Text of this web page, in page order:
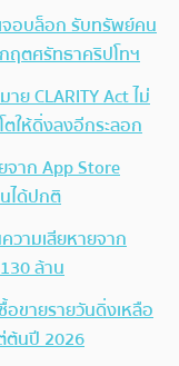
จอบล็อก รับทรัพย์คน
ฤตศรัทธาคริปโทฯ
ย CLARITY Act ไม่
ให้ดิ่งลงอีกระลอก
จาก App Store
ได้ปกติ
วามเสียหายจาก
ล้าน
ขายรายวันดิ่งเหลือ
ต้นปี 2026